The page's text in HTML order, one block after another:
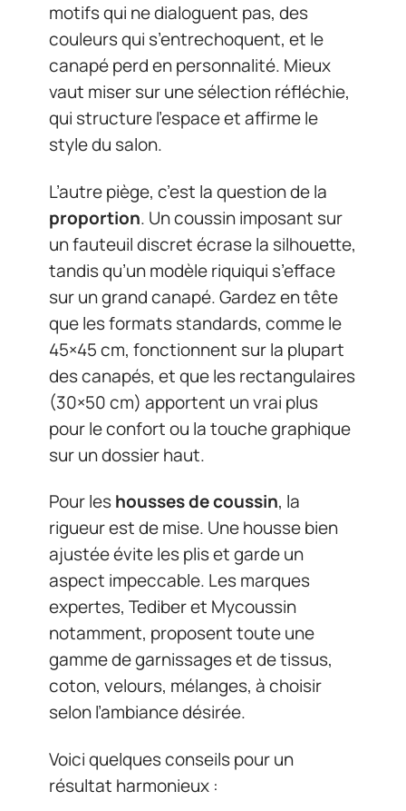
motifs qui ne dialoguent pas, des
couleurs qui s’entrechoquent, et le
canapé perd en personnalité. Mieux
vaut miser sur une sélection réfléchie,
qui structure l’espace et affirme le
style du salon.
L’autre piège, c’est la question de la
proportion. Un coussin imposant sur
un fauteuil discret écrase la silhouette,
tandis qu’un modèle riquiqui s’efface
sur un grand canapé. Gardez en tête
que les formats standards, comme le
45×45 cm, fonctionnent sur la plupart
des canapés, et que les rectangulaires
(30×50 cm) apportent un vrai plus
pour le confort ou la touche graphique
sur un dossier haut.
Pour leshousses de coussin, la
rigueur est de mise. Une housse bien
ajustée évite les plis et garde un
aspect impeccable. Les marques
expertes, Tediber et Mycoussin
notamment, proposent toute une
gamme de garnissages et de tissus,
coton, velours, mélanges, à choisir
selon l’ambiance désirée.
Voici quelques conseils pour un
résultat harmonieux :